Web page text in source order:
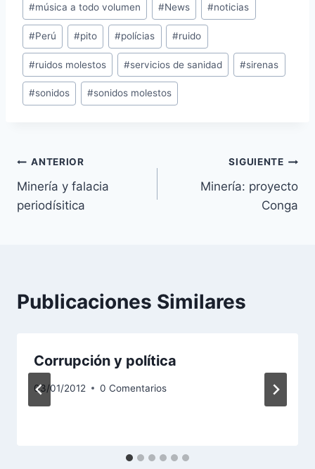
#música a todo volumen #News #noticias
#Perú #pito #polícias #ruido
#ruidos molestos #servicios de sanidad #sirenas
#sonidos #sonidos molestos
Navegación
de
ANTERIOR
Minería y falacia
periodísitica
SIGUIENTE
Minería: proyecto
Conga
Publicaciones Similares
Corrupción y política
03/01/2012 0 Comentarios